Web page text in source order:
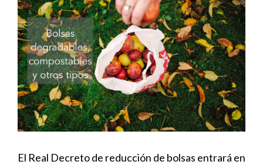
El Real Decreto de reducción de bolsas entrará en